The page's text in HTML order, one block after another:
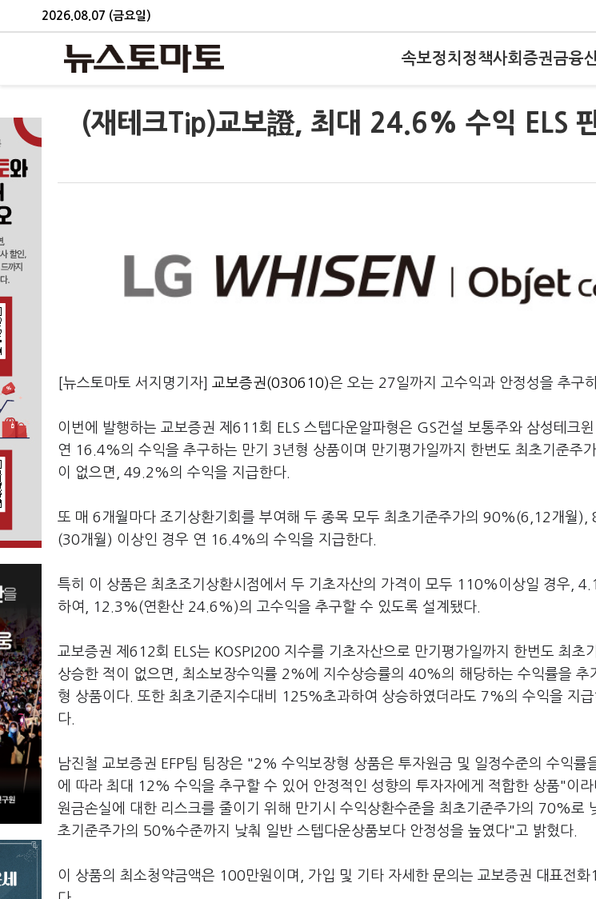
2026.08.07 (금요일)
속보정치 정책사회 증권금융
(재테크Tip)교보證, 최대 24.6% 수익 ELS
[뉴스토마토 서지명기자] 교보증권(030610)은 오는 27일까지 고수익과 안정성을 추구
이번에 발행하는 교보증권 제611회 ELS 스텝다운알파형은 GS건설 보통주와 삼성테크
연 16.4%의 수익을 추구하는 만기 3년형 상품이며 만기평가일까지 한번도 최초기준주
이 없으면, 49.2%의 수익을 지급한다.
또 매 6개월마다 조기상환기회를 부여해 두 종목 모두 최초기준주가의 90%(6,12개월
(30개월) 이상인 경우 연 16.4%의 수익을 지급한다.
특히 이 상품은 최초조기상환시점에서 두 기초자산의 가격이 모두 110%이상일 경우,
하여, 12.3%(연환산 24.6%)의 고수익을 추구할 수 있도록 설계됐다.
교보증권 제612회 ELS는 KOSPI200 지수를 기초자산으로 만기평가일까지 한번도 최초
상승한 적이 없으면, 최소보장수익률 2%에 지수상승률의 40%의 해당하는 수익률을 추
형 상품이다. 또한 최초기준지수대비 125%초과하여 상승하였더라도 7%의 수익을 지급
다.
남진철 교보증권 EFP팀 팀장은 "2% 수익보장형 상품은 투자원금 및 일정수준의 수익률
에 따라 최대 12% 수익을 추구할 수 있어 안정적인 성향의 투자자에게 적합한 상품"이
원금손실에 대한 리스크를 줄이기 위해 만기시 수익상환수준을 최초기준주가의 70%로
초기준주가의 50%수준까지 낮춰 일반 스텝다운상품보다 안정성을 높였다"고 밝혔다.
이 상품의 최소청약금액은 100만원이며, 가입 및 기타 자세한 문의는 교보증권 대표전